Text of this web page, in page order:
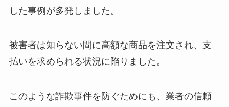
した事例が多発しました。
被害者は知らない間に高額な商品を注文され、支
払いを求められる状況に陥りました。
このような詐欺事件を防ぐためにも、業者の信頼